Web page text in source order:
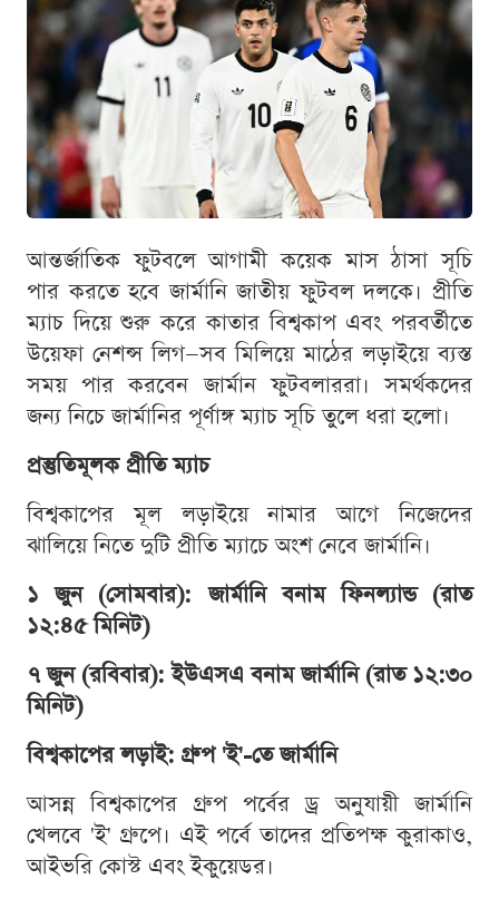
আন্তর্জাতিক ফুটবলে আগামী কয়েক মাস ঠাসা সূচি
পার করতে হবে জার্মানি জাতীয় ফুটবল দলকে। প্রীতি
ম্যাচ দিয়ে শুরু করে কাতার বিশ্বকাপ এবং পরবর্তীতে
উয়েফা নেশন্স লিগ—সব মিলিয়ে মাঠের লড়াইয়ে ব্যস্ত
সময় পার করবেন জার্মান ফুটবলাররা। সমর্থকদের
জন্য নিচে জার্মানির পূর্ণাঙ্গ ম্যাচ সূচি তুলে ধরা হলো।
প্রস্তুতিমূলক প্রীতি ম্যাচ
বিশ্বকাপের মূল লড়াইয়ে নামার আগে নিজেদের
ঝালিয়ে নিতে দুটি প্রীতি ম্যাচে অংশ নেবে জার্মানি।
১ জুন (সোমবার): জার্মানি বনাম ফিনল্যান্ড (রাত
১২:৪৫ মিনিট)
৭ জুন (রবিবার): ইউএসএ বনাম জার্মানি (রাত ১২:৩০
মিনিট)
বিশ্বকাপের লড়াই: গ্রুপ 'ই'-তে জার্মানি
আসন্ন বিশ্বকাপের গ্রুপ পর্বের ড্র অনুযায়ী জার্মানি
খেলবে 'ই' গ্রুপে। এই পর্বে তাদের প্রতিপক্ষ কুরাকাও,
আইভরি কোস্ট এবং ইকুয়েডর।